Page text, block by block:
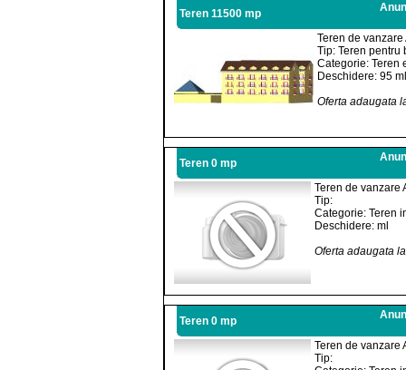
Teren 11500 mp
Teren de vanzare
Tip: Teren pentru
Categorie: Teren
Deschidere: 95 ml
Oferta adaugata
Teren 0 mp
Teren de vanzare
Tip:
Categorie: Teren
Deschidere: ml
Oferta adaugata
Teren 0 mp
Teren de vanzare
Tip: